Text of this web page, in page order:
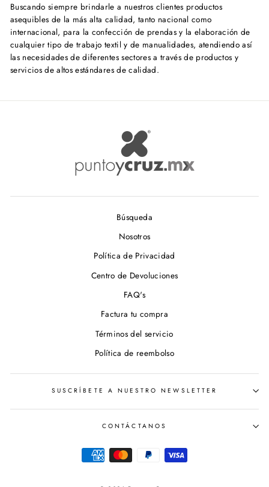
Buscando siempre brindarle a nuestros clientes productos
asequibles de la más alta calidad, tanto nacional como
internacional, para la confección de prendas y la elaboración de
cualquier tipo de trabajo textil y de manualidades, atendiendo así
las necesidades de diferentes sectores a través de productos y
servicios de altos estándares de calidad.
Búsqueda
Nosotros
Política de Privacidad
Centro de Devoluciones
FAQ's
Factura tu compra
Términos del servicio
Política de reembolso
SUSCRÍBETE A NUESTRO NEWSLETTER
CONTÁCTANOS